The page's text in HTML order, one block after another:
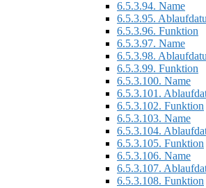
6.5.3.94. Name
6.5.3.95.
6.5.3.96. Funktion
6.5.3.97. Name
6.5.3.98.
6.5.3.99. Funktion
6.5.3.100. Name
6.5.3.101.
6.5.3.102. Funktion
6.5.3.103. Name
6.5.3.104.
6.5.3.105. Funktion
6.5.3.106. Name
6.5.3.107.
6.5.3.108. Funktion